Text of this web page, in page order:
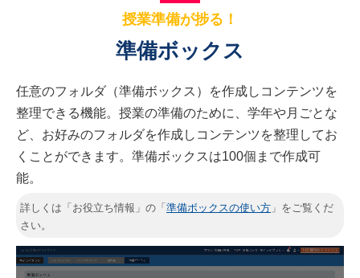
授業準備が捗る！
準備ボックス
任意のフォルダ（準備ボックス）を作成しコンテンツを
整理できる機能。授業の準備のために、学年や月ごとな
ど、お好みのフォルダを作成しコンテンツを整理してお
くことができます。準備ボックスは100個まで作成可
能。
詳しくは「お役立ち情報」の「 準備ボックスの使い方 」をご覧くだ
さい。